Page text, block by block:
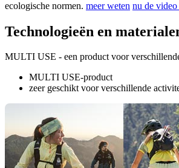
ecologische normen. meer weten nu de
Technologieën en
MULTI USE - een product voor
MULTI USE-product
zeer geschikt voor verschillende